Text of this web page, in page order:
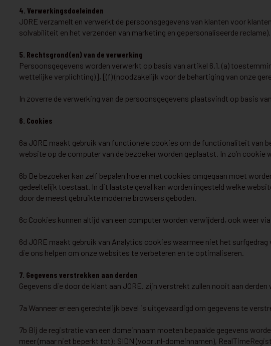
4. Verwerkingsdoeleinden
JORE verzamelt en verwerkt de persoonsgegevens van klanten voor
solvabiliteit en het verzenden van marketing en gepersonaliseerde reclame).
5. Rechtsgrond(en) van de verwerking
Persoonsgegevens worden verwerkt op basis van artikel 6.1. (a)
wettelijke verplichting)], [(f) (noodzakelijk voor de behartiging van onze
In zoverre de verwerking van de persoonsgegevens plaatsvindt op basis
6. Cookies
6a JORE maakt gebruik van functionele cookies om de functionaliteit van
website op de computer van de bezoeker worden geplaatst. In zo’n
6b De bezoeker kan zelf bepalen hoe er met cookies omgegaan moet
gedeeltelijk toestaat. In dit laatste geval kan worden ingesteld welke
door de meest gebruikte moderne browsers geboden.
6c Cookies kunnen altijd van een computer worden verwijderd, ook weer
6d JORE maakt gebruik van Analytics cookies waarmee niet het
die ons helpen om onze websites te verbeteren en te optimaliseren.
7. Gegevens verstrekken aan derden
Gegevens die door de klant aan JORE. zijn verstrekt zullen nooit aan
7a Wanneer er een gerechtelijk bevel is uitgevaardigd om gegevens te
7b Bij de registratie van een domeinnaam moeten bepaalde gegevens
meer (maar niet beperkt tot): SIDN (voor .nl-domeinnamen),